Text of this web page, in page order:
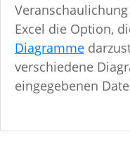
Excel die Option,
Diagramme
verschiedene
eingegebenen